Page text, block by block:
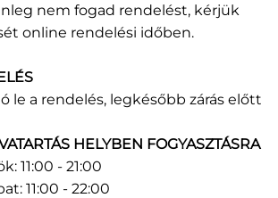
nem fogad rendelést, kérjük
online rendelési időben.
le a rendelés, legkésőbb zárás előtt
HELYBEN FOGYASZTÁSRA
11:00 - 21:00
11:00 - 22:00